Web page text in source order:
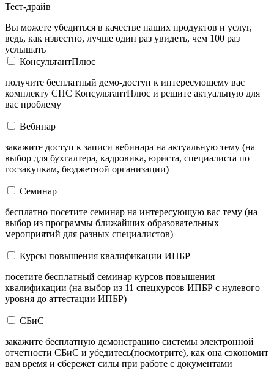
Тест-драйв
Вы можете убедиться в качестве наших продуктов и услуг,
ведь, как известно, лучше один раз увидеть, чем 100 раз
услышать
КонсультантПлюс
получите бесплатный демо-доступ к интересующему вас
комплекту СПС КонсультантПлюс и решите актуальную для
вас проблему
Вебинар
закажите доступ к записи вебинара на актуальную тему (на
выбор для бухгалтера, кадровика, юриста, специалиста по
госзакупкам, бюджетной организации)
Семинар
бесплатно посетите семинар на интересующую вас тему (на
выбор из программы ближайших образовательных
мероприятий для разных специалистов)
Курсы повышения квалификации ИПБР
посетите бесплатный семинар курсов повышения
квалификации (на выбор из 11 спецкурсов ИПБР с нулевого
уровня до аттестации ИПБР)
СБиС
закажите бесплатную демонстрацию системы электронной
отчетности СБиС и убедитесь(посмотрите), как она сэкономит
вам время и сбережет силы при работе с документами